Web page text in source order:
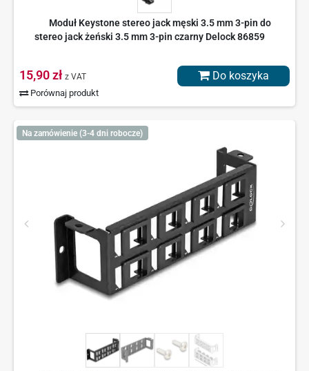
Moduł Keystone stereo jack męski 3.5 mm 3-pin do
stereo jack żeński 3.5 mm 3-pin czarny Delock 86859
15,90 zł z VAT
Porównaj produkt
Do koszyka
Na zamówienie (3-4 dni robocze)